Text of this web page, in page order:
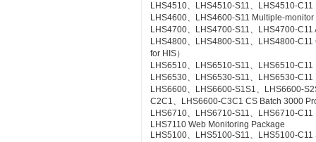
LHS4510、LHS4510-S11、LHS4510-
LHS4600、LHS4600-S11 Multiple-
LHS4700、LHS4700-S11、LHS4700-
LHS4800、LHS4800-S11、LHS4800-
for HIS）
LHS6510、LHS6510-S11、LHS6510-
LHS6530、LHS6530-S11、LHS6530-
LHS6600、LHS6600-S1S1、LHS6600-
C2C1、LHS6600-C3C1 CS Batch 3000
LHS6710、LHS6710-S11、LHS6710-
LHS7110 Web Monitoring Package
LHS5100、LHS5100-S11、LHS5100-